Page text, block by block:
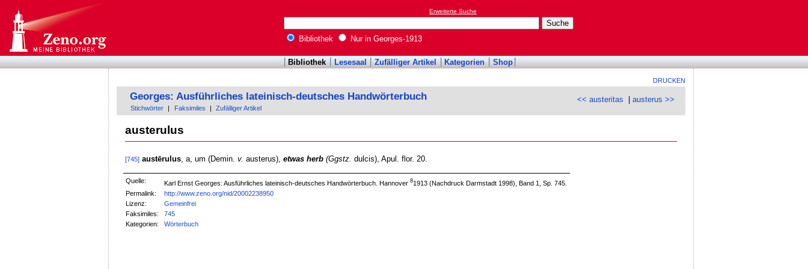
Erweiterte Suche
Bibliothek Nur in Georges-1913
Bibliothek Lesesaal Zufälliger Artikel Kategorien Shop
DRUCKEN
<< austeritas |austerus >>
Georges: Ausführliches lateinisch-deutsches Handwörterbuch
Stichwörter Faksimiles Zufälliger Artikel
austerulus
[745] austērulus, a, um (Demin. v. austerus), etwas herb(Ggstz. dulcis), Apul. flor. 20.
Quelle: Karl Ernst Georges: Ausführliches lateinisch-deutsches Handwörterbuch. Hannover81913 (Nachdruck Darmstadt 1998), Band 1, Sp. 745.
Permalink:
http://www.zeno.org/nid/20002238950
Lizenz:
Gemeinfrei
Faksimiles:
745
Kategorien:
Wörterbuch